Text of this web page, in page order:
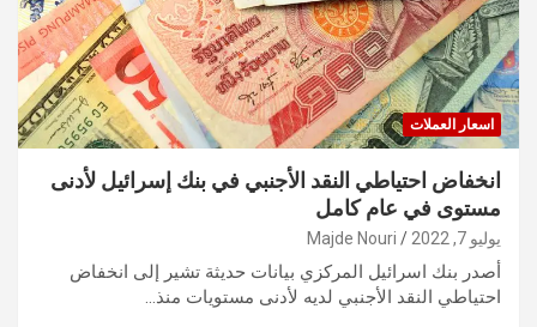
اسعار العملات
انخفاض احتياطي النقد الأجنبي في بنك إسرائيل لأدنى
مستوى في عام كامل
يوليو 7, 2022 Majde Nouri
أصدر بنك اسرائيل المركزي بيانات حديثة تشير إلى انخفاض
احتياطي النقد الأجنبي لديه لأدنى مستويات منذ…